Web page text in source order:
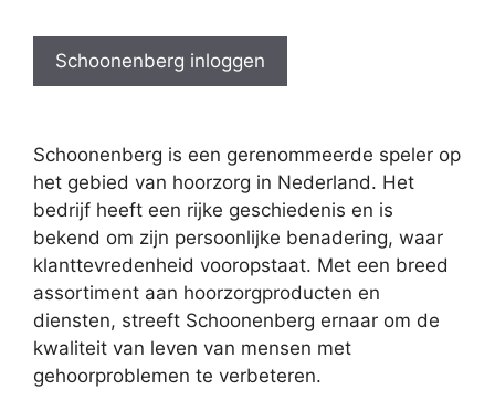
Schoonenberg inloggen
Schoonenberg is een gerenommeerde speler op
het gebied van hoorzorg in Nederland. Het
bedrijf heeft een rijke geschiedenis en is
bekend om zijn persoonlijke benadering, waar
klanttevredenheid vooropstaat. Met een breed
assortiment aan hoorzorgproducten en
diensten, streeft Schoonenberg ernaar om de
kwaliteit van leven van mensen met
gehoorproblemen te verbeteren.